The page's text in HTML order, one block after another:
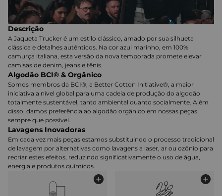
Descrição
A Jaqueta Trucker é um estilo clássico, amado por sua silhueta
clássica e detalhes autênticos. Na cor azul marinho, em 100%
camurça italiana, esta versão da nova temporada promete elevar
camisas de denim, jeans e tênis.
Algodão BCI® & Orgânico
Somos membros da BCI®, a Better Cotton Initiative®, a maior
iniciativa a nível global para uma cadeia de produção do algodão
totalmente sustentável, tanto ambiental quanto socialmente. Além
disso, damos preferência ao algodão orgânico em nossas peças
sempre que possível.
Lavagens Inovadoras
Em cada vez mais peças estamos substituindo o processo tradicional
de lavagem por alternativas como lavagens a laser, ar ou ozônio para
recriar estes efeitos, reduzindo significativamente o uso de água,
energia e produtos químicos.